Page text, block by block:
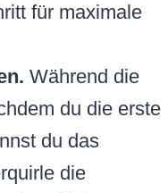
für maximale
Während die
du die erste
du das
die